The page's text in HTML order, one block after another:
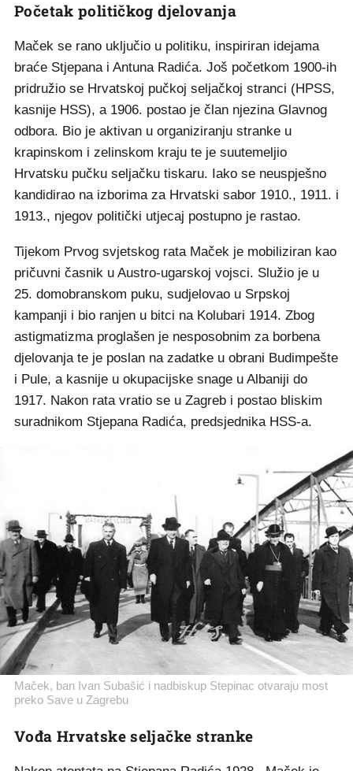
Početak političkog djelovanja
Maček se rano uključio u politiku, inspiriran idejama
braće Stjepana i Antuna Radića. Još početkom 1900-ih
pridružio se Hrvatskoj pučkoj seljačkoj stranci (HPSS,
kasnije HSS), a 1906. postao je član njezina Glavnog
odbora. Bio je aktivan u organiziranju stranke u
krapinskom i zelinskom kraju te je suutemeljio
Hrvatsku pučku seljačku tiskaru. Iako se neuspješno
kandidirao na izborima za Hrvatski sabor 1910., 1911. i
1913., njegov politički utjecaj postupno je rastao.
Tijekom Prvog svjetskog rata Maček je mobiliziran kao
pričuvni časnik u Austro-ugarskoj vojsci. Služio je u
25. domobranskom puku, sudjelovao u Srpskoj
kampanji i bio ranjen u bitci na Kolubari 1914. Zbog
astigmatizma proglašen je nesposobnim za borbena
djelovanja te je poslan na zadatke u obrani Budimpešte
i Pule, a kasnije u okupacijske snage u Albaniji do
1917. Nakon rata vratio se u Zagreb i postao bliskim
suradnikom Stjepana Radića, predsjednika HSS-a.
Maček, ban Ivan Subašić i nadbiskup Stepinac otvaraju most
preko Save u Zagrebu
Vođa Hrvatske seljačke stranke